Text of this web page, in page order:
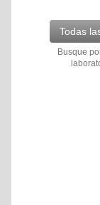
Todas
Busque